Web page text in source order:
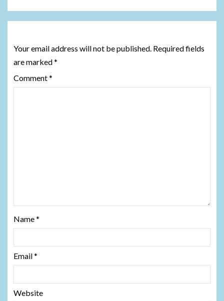
Your email address will not be published. Required fields
are marked*
Comment*
Name*
Email*
Website